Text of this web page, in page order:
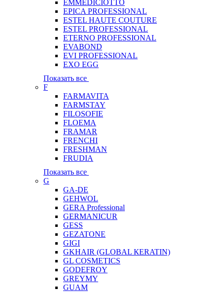
EMMEDICIOTTO
EPICA PROFESSIONAL
ESTEL HAUTE COUTURE
ESTEL PROFESSIONAL
ETERNO PROFESSIONAL
EVABOND
EVI PROFESSIONAL
EXO EGG
Показать все
F
FARMAVITA
FARMSTAY
FILOSOFIE
FLOEMA
FRAMAR
FRENCHI
FRESHMAN
FRUDIA
Показать все
G
GA-DE
GEHWOL
GERA Professional
GERMANICUR
GESS
GEZATONE
GIGI
GKHAIR (GLOBAL КЕRATIN)
GL COSMETICS
GODEFROY
GREYMY
GUAM